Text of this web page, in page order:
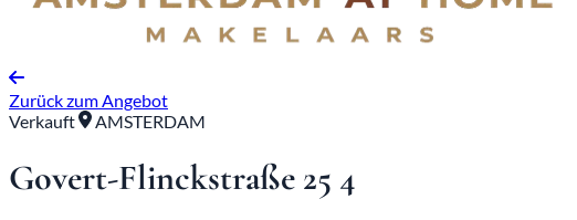
Zurück zum Angebot
Verkauft
AMSTERDAM
Govert-Flinckstraße 25 4